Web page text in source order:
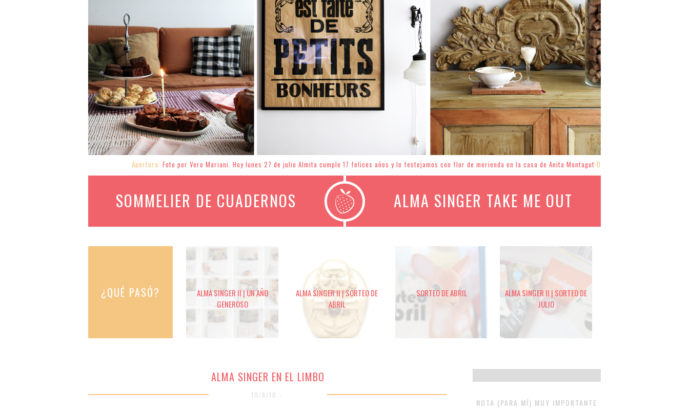
Apertura: Foto por Vero Mariani. Hoy lunes 27 de julio Almita cumple 17 felices años y lo festejamos con flor de merienda en la casa de Anita Montagut:D
SOMMELIER DE CUADERNOS ALMA SINGER TAKE ME OUT
¿QUÉ PASÓ?
ALMA SINGER II | UN AÑO
GENEROSO
ALMA SINGER II | SORTEO DE
ABRIL
SORTEO DE ABRIL
ALMA SINGER II | SORTEO DE
JULIO
ALMA SINGER EN EL LIMBO
10/8/10 -
NOTA (PARA MÍ) MUY IMPORTANTE